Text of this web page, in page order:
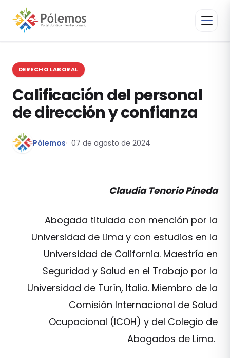
DERECHO LABORAL
Calificación del personal
de dirección y confianza
Pólemos 07 de agosto de 2024
Claudia Tenorio Pineda
Abogada titulada con mención por la
Universidad de Lima y con estudios en la
Universidad de California. Maestría en
Seguridad y Salud en el Trabajo por la
Universidad de Turín, Italia. Miembro de la
Comisión Internacional de Salud
Ocupacional (ICOH) y del Colegio de
Abogados de Lima.